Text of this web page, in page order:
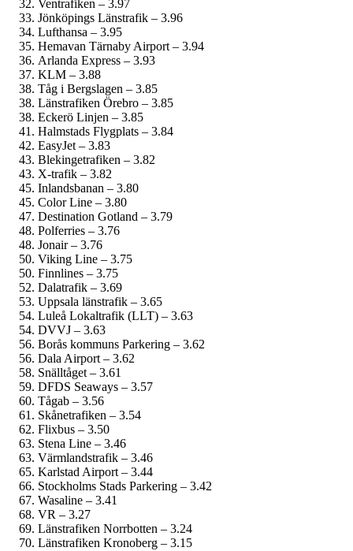
Ventrafiken – 3.97
Jönköpings Länstrafik – 3.96
Lufthansa – 3.95
Hemavan Tärnaby Airport – 3.94
Arlanda Express – 3.93
KLM – 3.88
Tåg i Bergslagen – 3.85
Länstrafiken Örebro – 3.85
Eckerö Linjen – 3.85
Halmstads Flygplats – 3.84
EasyJet – 3.83
Blekingetrafiken – 3.82
X-trafik – 3.82
Inlandsbanan – 3.80
Color Line – 3.80
Destination Gotland – 3.79
Polferries – 3.76
Jonair – 3.76
Viking Line – 3.75
Finnlines – 3.75
Dalatrafik – 3.69
Uppsala länstrafik – 3.65
Luleå Lokaltrafik (LLT) – 3.63
DVVJ – 3.63
Borås kommuns Parkering – 3.62
Dala Airport – 3.62
Snälltåget – 3.61
DFDS Seaways – 3.57
Tågab – 3.56
Skånetrafiken – 3.54
Flixbus – 3.50
Stena Line – 3.46
Värmlandstrafik – 3.46
Karlstad Airport – 3.44
Stockholms Stads Parkering – 3.42
Wasaline – 3.41
VR – 3.27
Länstrafiken Norrbotten – 3.24
Länstrafiken Kronoberg – 3.15